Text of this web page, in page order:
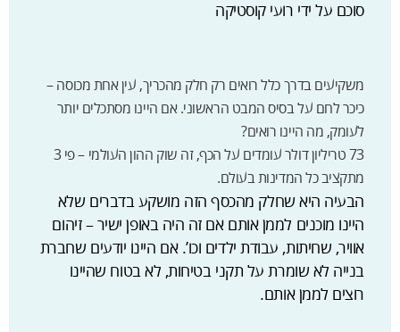
סוכם על ידי רועי קוסטיקה
משקיעים בדרך כלל רואים רק חלק מהכריך, עין אחת מכוסה –
כיכר לחם על בסיס המבט הראשוני. אם היינו מסתכלים יותר
לעומק, מה היינו רואים?
73 טריליון דולר עומדים על הכף, זה שוק ההון העולמי – פי 3
מתקציב כל המדינות בעולם.
הבעיה היא שחלק מהכסף הזה מושקע בדברים שלא
היינו מוכנים לממן אותם אם זה היה באופן ישיר – זיהום
אוויר, שחיתות, עבודת ילדים וכו’. אם היינו יודעים שחברת
בנייה לא שומרת על תקני בטיחות, לא בטוח שהיינו
רוצים לממן אותם.